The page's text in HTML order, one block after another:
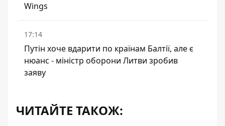
Wings
17:14
Путін хоче вдарити по країнам Балтії, але є
нюанс - міністр оборони Литви зробив
заяву
ЧИТАЙТЕ ТАКОЖ: